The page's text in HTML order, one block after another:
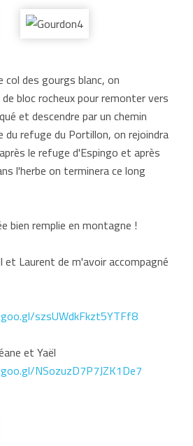
des gourgs blanc, on
bloc rocheux pour remonter vers
et descendre par un chemin
du refuge du Portillon, on rejoindra
le refuge d'Espingo et après
l'herbe on terminera ce long
bien remplie en montagne !
et Laurent de m'avoir accompagné
szsUWdkFkzt5YTFf8
et Yaël
NSozuzD7P7JZK1De7